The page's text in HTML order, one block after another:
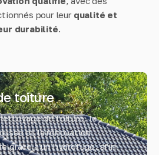
pour leur qualité et
durabilité.
toiture
de toiture, le
et la rénovation
grâce à un hydrofuge, afin